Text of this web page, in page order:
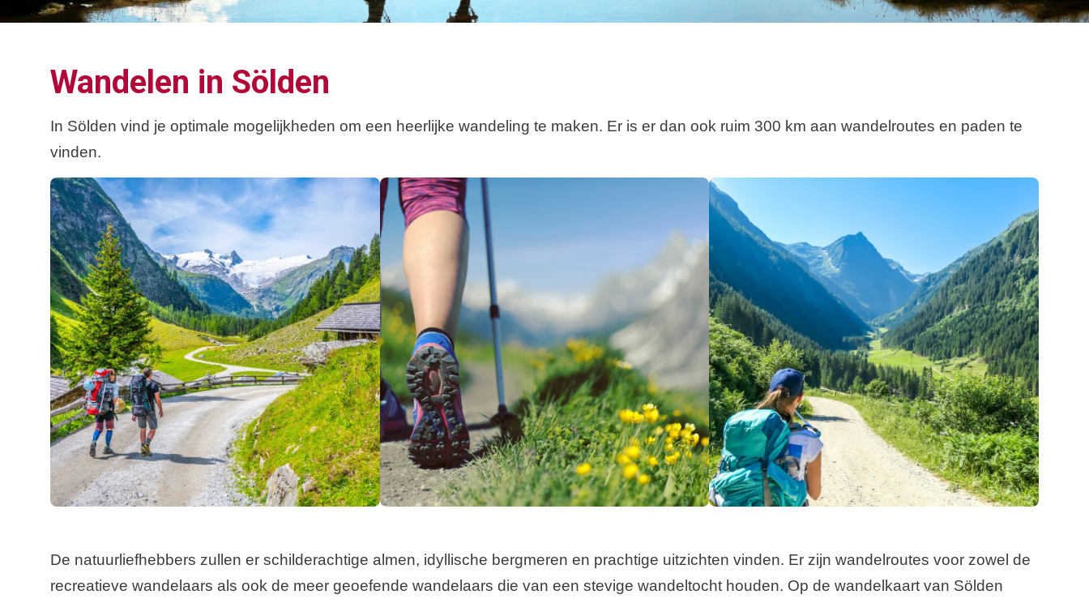
Wandelen in Sölden
In Sölden vind je optimale mogelijkheden om een heerlijke wandeling te maken. Er is er dan ook ruim 300 km aan wandelroutes en paden te
vinden.
De natuurliefhebbers zullen er schilderachtige almen, idyllische bergmeren en prachtige uitzichten vinden. Er zijn wandelroutes voor zowel de
recreatieve wandelaars als ook de meer geoefende wandelaars die van een stevige wandeltocht houden. Op de wandelkaart van Sölden